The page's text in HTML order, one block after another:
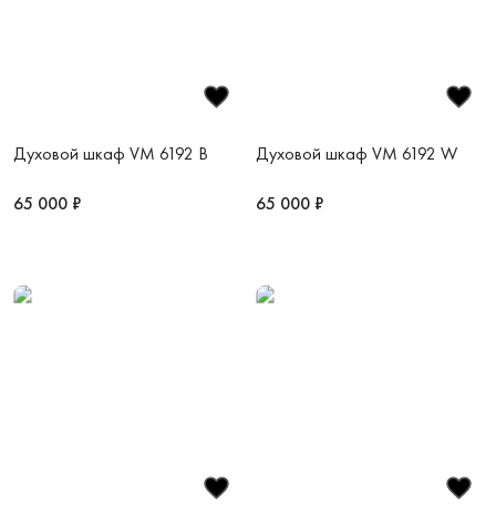
Духовой шкаф VM 6192 B
65 000 ₽
Духовой шкаф VM 6192 W
65 000 ₽